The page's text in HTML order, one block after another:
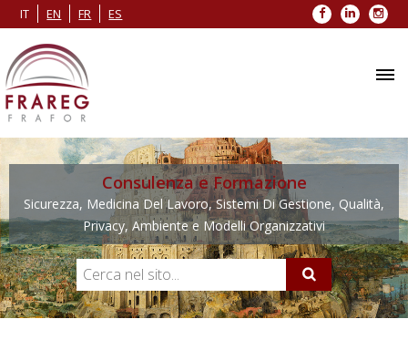
IT EN FR ES Facebook
LinkedIn
Consulenza e Formazione
Sicurezza, Medicina Del Lavoro, Sistemi Di Gestione, Qualità,
Privacy, Ambiente e Modelli Organizzativi